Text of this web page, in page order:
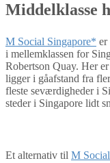
Middelklasse
M Social Singapore* er
i mellemklassen for
Robertson Quay. Her
ligger i gåafstand fra
fleste seværdigheder i
steder i Singapore lidt
Et alternativ til M